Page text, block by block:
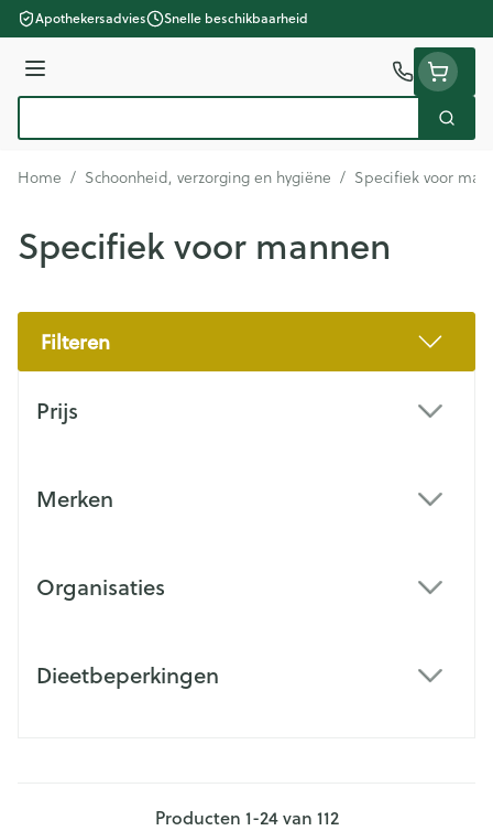
Ga naar de inhoud
Apothekersadvies Snelle beschikbaarheid
Menu
Zoek
Home / Schoonheid, verzorging en hygiëne / Specifiek voor
Specifiek voor mannen
Filteren
Prijs
Merken
Organisaties
Dieetbeperkingen
Producten 1-24van 112